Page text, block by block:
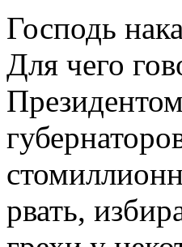
Господь
Для чего
рвать,